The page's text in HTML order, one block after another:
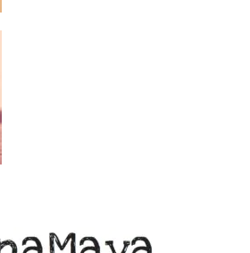
de engravidar
focada para Fertilidade e